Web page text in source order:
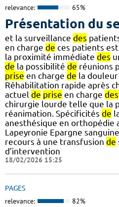
relevance: 65%
Présentation du
et la surveillance des
en charge de ces patients
la proximité immédiate des
de la possibilité de réunions
prise en charge de la
Réhabilitation rapide après
actuel de prise en charge des
chirurgie lourde telle que la
réanimation. Spécificités de
anesthésique en orthopédie
Lapeyronie Epargne
recours à une transfusion de
d’intervention
18/02/2026 15:25
PAGES
relevance: 82%